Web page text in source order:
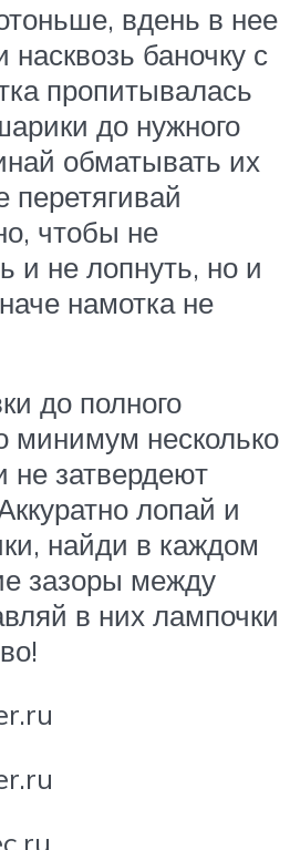
вдень в нее
насквозь баночку с
пропитывалась
до нужного
обматывать их
перетягивай
чтобы не
и не лопнуть, но и
намотка не
до полного
минимум несколько
не затвердеют
лопай и
найди в каждом
зазоры между
в них лампочки